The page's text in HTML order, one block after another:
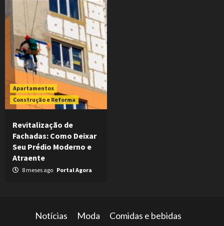
Apartamentos
Construção e Reforma
Revitalização de
Fachadas: Como Deixar
Seu Prédio Moderno e
Atraente
8 meses ago Portal Agora
Notícias Moda Comidas e bebidas